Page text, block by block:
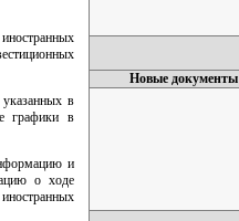
в
графики в
и
о ходе
Новые документы